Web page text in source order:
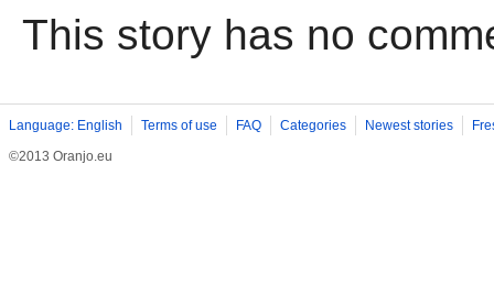
This story has no
Language: English Terms of use FAQ Categories Newest stories
©2013 Oranjo.eu